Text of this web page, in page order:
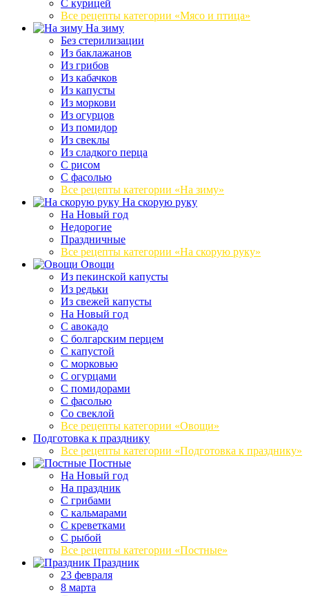
С курицей
Все рецепты категории «Мясо и птица»
На зиму
Без стерилизации
Из баклажанов
Из грибов
Из кабачков
Из капусты
Из моркови
Из огурцов
Из помидор
Из свеклы
Из сладкого перца
С рисом
С фасолью
Все рецепты категории «На зиму»
На скорую руку
На Новый год
Недорогие
Праздничные
Все рецепты категории «На скорую руку»
Овощи
Из пекинской капусты
Из редьки
Из свежей капусты
На Новый год
С авокадо
С болгарским перцем
С капустой
С морковью
С огурцами
С помидорами
С фасолью
Со свеклой
Все рецепты категории «Овощи»
Подготовка к празднику
Все рецепты категории «Подготовка к празднику»
Постные
На Новый год
На праздник
С грибами
С кальмарами
С креветками
С рыбой
Все рецепты категории «Постные»
Праздник
23 февраля
8 марта